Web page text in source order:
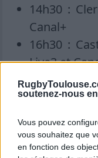
soutenez-nous
Vous pouvez
vous souhaitez que
en fonction des
14h30 :
Canal+
16h30 :
Live3 et
16h30 :
Canal+
et Canal+
16h30 : La